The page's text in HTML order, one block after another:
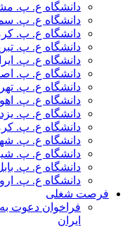
دانشگاه ع. پ.
دانشگاه ع. پ.
دانشگاه ع. پ.
دانشگاه ع. پ.
دانشگاه ع. پ.
دانشگاه ع. پ.
دانشگاه ع. پ.
دانشگاه ع. پ. اهواز
دانشگاه ع. پ. یزد
دانشگاه ع. پ.
دانشگاه ع. پ.
دانشگاه ع. پ.
دانشگاه ع. پ. بابل
دانشگاه ع. پ.
فرصت شغلی
فراخوان دعوت به
ایران